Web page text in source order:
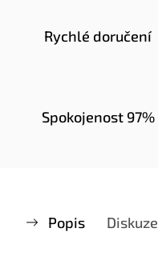
Rychlé doručení
Spokojenost 97%
Popis Diskuze